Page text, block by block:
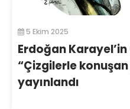
5 Ekim 2025
Erdoğan
“Çizgilerle
yayınlandı